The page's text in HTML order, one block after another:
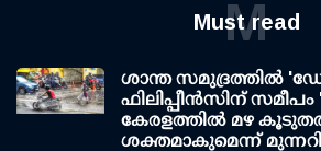
Must read
M
ശാന്ത സമുദ്രത്തില്‍
ഫിലിപ്പീന്‍സിന്
കേരളത്തില്‍ മഴ
ശക്തമാകുമെന്ന്